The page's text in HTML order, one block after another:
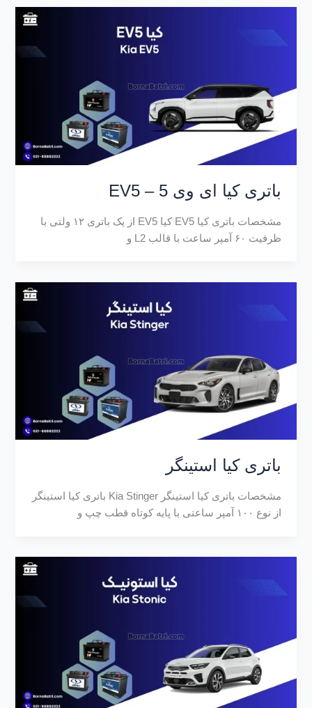
باتری کیا ای وی 5 – EV5
مشخصات باتری کیا EV5 کیا EV5 از یک باتری ۱۲ ولتی با
ظرفیت ۶۰ آمپر ساعت با قالب L2 و
باتری کیا استینگر
مشخصات باتری کیا استینگر Kia Stinger باتری کیا استینگر
از نوع ۱۰۰ آمپر ساعتی با پایه کوتاه قطب چپ و